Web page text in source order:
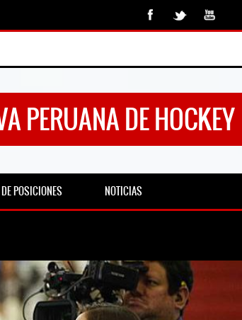
PERUANA DE HOCKEY
POSICIONES NOTICIAS